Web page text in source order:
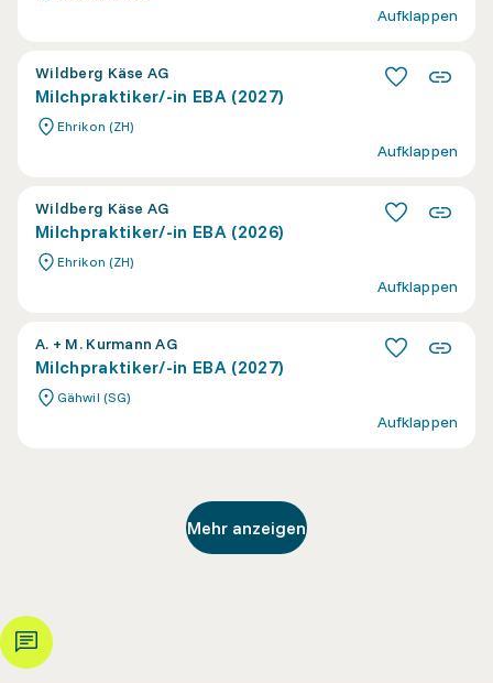
Aufklappen
Wildberg Käse AG
Milchpraktiker/-in EBA (2027)
Ehrikon (ZH)
Aufklappen
Wildberg Käse AG
Milchpraktiker/-in EBA (2026)
Ehrikon (ZH)
Aufklappen
A. + M. Kurmann AG
Milchpraktiker/-in EBA (2027)
Gähwil (SG)
Aufklappen
Mehr anzeigen